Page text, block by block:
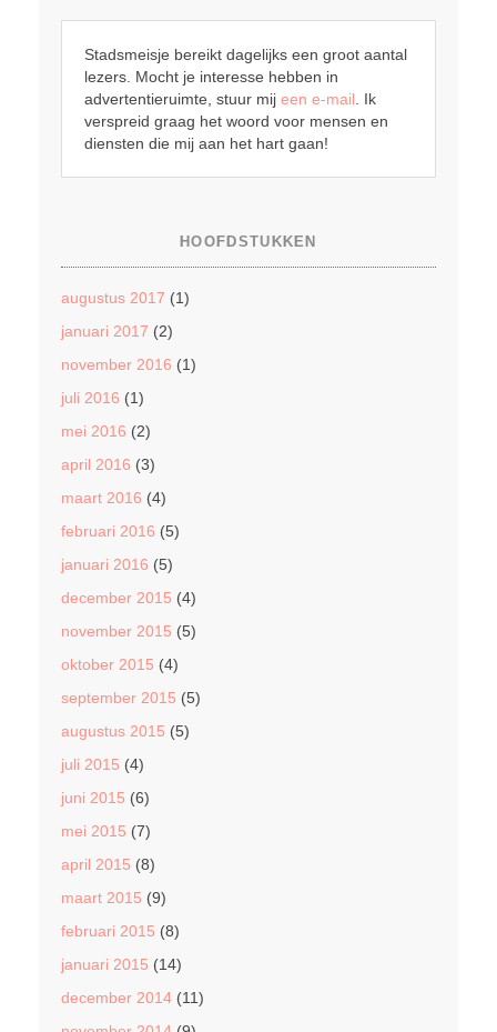
Stadsmeisje bereikt dagelijks een groot aantal
lezers. Mocht je interesse hebben in
advertentieruimte, stuur mij een e-mail. Ik
verspreid graag het woord voor mensen en
diensten die mij aan het hart gaan!
HOOFDSTUKKEN
augustus 2017 (1)
januari 2017 (2)
november 2016 (1)
juli 2016 (1)
mei 2016 (2)
april 2016 (3)
maart 2016 (4)
februari 2016 (5)
januari 2016 (5)
december 2015 (4)
november 2015 (5)
oktober 2015 (4)
september 2015 (5)
augustus 2015 (5)
juli 2015 (4)
juni 2015 (6)
mei 2015 (7)
april 2015 (8)
maart 2015 (9)
februari 2015 (8)
januari 2015 (14)
december 2014(11)